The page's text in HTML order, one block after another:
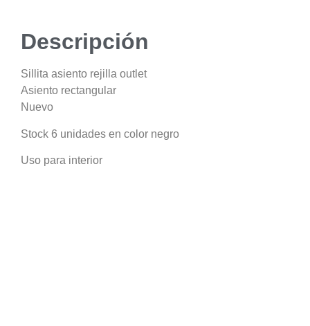
Descripción
Sillita asiento rejilla outlet
Asiento rectangular
Nuevo
Stock 6 unidades en color negro
Uso para interior